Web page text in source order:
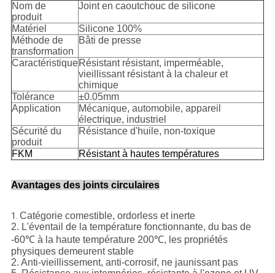
Nom de
produit
Joint en caoutchouc de silicone
Matériel
Silicone 100%
Méthode de
transformation
Bâti de presse
CaractéristiqueRésistant résistant, imperméable,
vieillissant résistant à la chaleur et
chimique
Tolérance
±0.05mm
Application
Mécanique, automobile, appareil
électrique, industriel
Sécurité du
produit
Résistance d'huile, non-toxique
FKM Résistant à hautes températures
Avantages des joints circulaires
1. Catégorie comestible, ordorless et inerte
2. L'éventail de la température fonctionnante, du bas de
-60℃ à la haute température 200℃, les propriétés
physiques demeurent stable
2. Anti-vieillissement, anti-corrosif, ne jaunissant pas